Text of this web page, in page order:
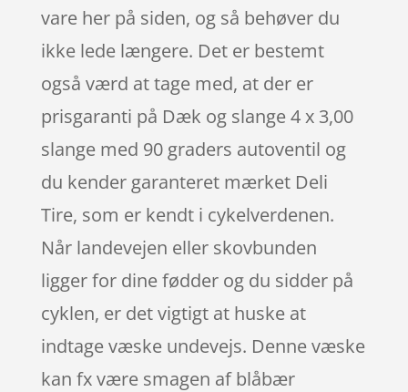
vare her på siden, og så behøver du
ikke lede længere. Det er bestemt
også værd at tage med, at der er
prisgaranti på Dæk og slange 4 x 3,00
slange med 90 graders autoventil og
du kender garanteret mærket Deli
Tire, som er kendt i cykelverdenen.
Når landevejen eller skovbunden
ligger for dine fødder og du sidder på
cyklen, er det vigtigt at huske at
indtage væske undevejs. Denne væske
kan fx være smagen af blåbær